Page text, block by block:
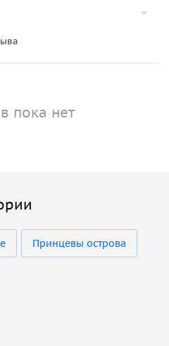
пока нет
Принцевы острова